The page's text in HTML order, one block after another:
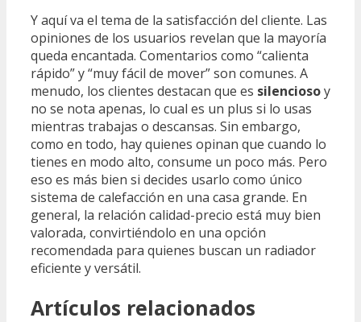
Y aquí va el tema de la satisfacción del cliente. Las
opiniones de los usuarios revelan que la mayoría
queda encantada. Comentarios como “calienta
rápido” y “muy fácil de mover” son comunes. A
menudo, los clientes destacan que es silenciosoy
no se nota apenas, lo cual es un plus si lo usas
mientras trabajas o descansas. Sin embargo,
como en todo, hay quienes opinan que cuando lo
tienes en modo alto, consume un poco más. Pero
eso es más bien si decides usarlo como único
sistema de calefacción en una casa grande. En
general, la relación calidad-precio está muy bien
valorada, convirtiéndolo en una opción
recomendada para quienes buscan un radiador
eficiente y versátil.
Artículos relacionados